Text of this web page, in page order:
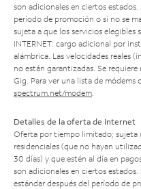
son adicionales en ciertos
período de promoción o si no se
sujeta a que los servicios elegibles
INTERNET: cargo adicional por
alámbrica. Las velocidades reales
no están garantizadas. Se
Gig. Para ver una lista de módems
spectrum.net/modem
Detalles de la oferta de Internet
Oferta por tiempo limitado; sujeta
residenciales (que no hayan
30 días) y que estén al día en
son adicionales en ciertos estados.
estándar después del período de